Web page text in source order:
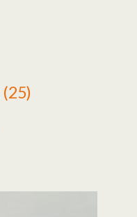
(25)